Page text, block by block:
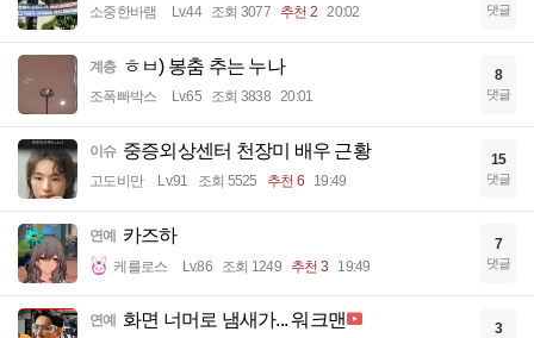
소중한바램 Lv.44 조회 3077 추천 2 20:02 댓글
계층 ㅎㅂ) 봉춤 추는 누나
조폭빠박스 Lv.65 조회 3838 20:01
8
댓글
이슈 중증외상센터 천장미 배우 근황
고도비만 Lv.91 조회 5525 추천 6 19:49
15
댓글
연예 카즈하
케를로스 Lv.86 조회 1249 추천 3 19:49
7
댓글
연예 화면 너머로 냄새가... 워크맨 3